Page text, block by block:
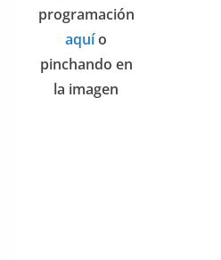
programación
aquío
pinchando en
la imagen